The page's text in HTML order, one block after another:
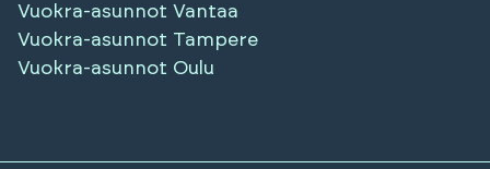
Vuokra-asunnot Vantaa
Vuokra-asunnot Tampere
Vuokra-asunnot Oulu